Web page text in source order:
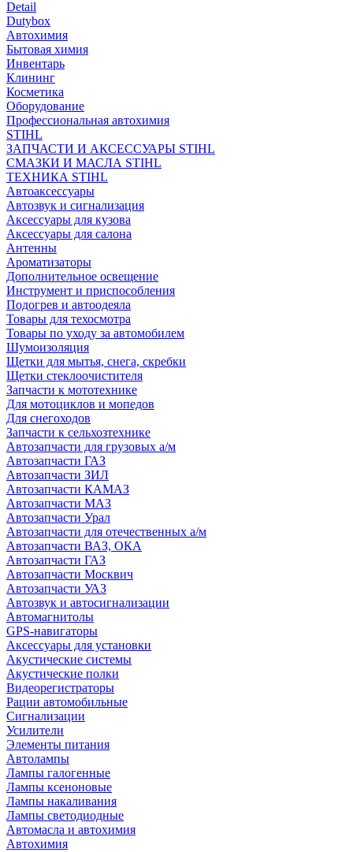
Detail
Dutybox
Автохимия
Бытовая химия
Инвентарь
Клининг
Косметика
Оборудование
Профессиональная автохимия
STIHL
ЗАПЧАСТИ И АКСЕССУАРЫ STIHL
СМАЗКИ И МАСЛА STIHL
ТЕХНИКА STIHL
Автоаксессуары
Автозвук и сигнализация
Аксессуары для кузова
Аксессуары для салона
Антенны
Ароматизаторы
Дополнительное освещение
Инструмент и приспособления
Подогрев и автоодеяла
Товары для техосмотра
Товары по уходу за автомобилем
Шумоизоляция
Щетки для мытья, снега, скребки
Щетки стеклоочистителя
Запчасти к мототехнике
Для мотоциклов и мопедов
Для снегоходов
Запчасти к сельхозтехнике
Автозапчасти для грузовых а/м
Автозапчасти ГАЗ
Автозапчасти ЗИЛ
Автозапчасти КАМАЗ
Автозапчасти МАЗ
Автозапчасти Урал
Автозапчасти для отечественных а/м
Автозапчасти ВАЗ, ОКА
Автозапчасти ГАЗ
Автозапчасти Москвич
Автозапчасти УАЗ
Автозвук и автосигнализации
Автомагнитолы
GPS-навигаторы
Аксессуары для установки
Акустические системы
Акустические полки
Видеорегистраторы
Рации автомобильные
Сигнализации
Усилители
Элементы питания
Автолампы
Лампы галогенные
Лампы ксеноновые
Лампы накаливания
Лампы светодиодные
Автомасла и автохимия
Автохимия